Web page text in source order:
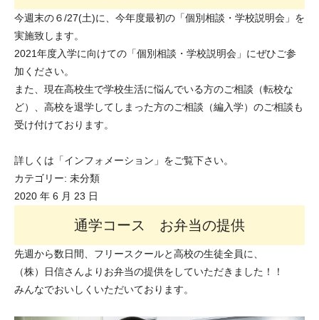
今週末の６/27(土)に、今年度最初の「個別相談・学校説明会」を
実施致します。
2021年度入学に向けての「個別相談・学校説明会」にぜひご参
加ください。
また、現在高校生で学校生活に悩んでいる方のご相談（転校な
ど）、高校を退学してしまった方のご相談（編入学）のご相談も
受け付けております。
詳しくは「インフォメーション」をご覧下さい。
カテゴリー: 未分類
2020 年 6 月 23 日
通学コース お弁当の提供
先週から数日間、フリースクールと高校の生徒全員に、
（株）日信さんよりお弁当の提供をしていただきました！！
みんなでおいしくいただいております。